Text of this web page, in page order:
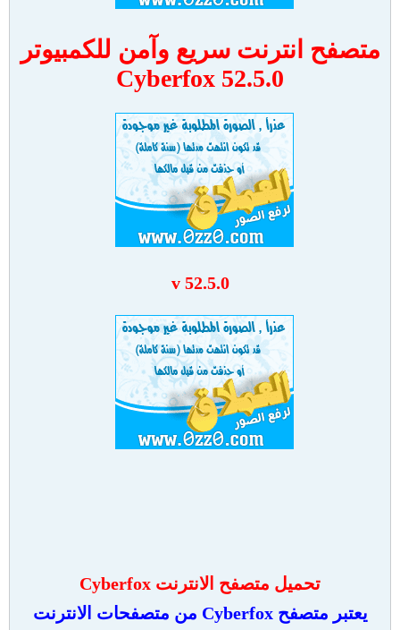
متصفح انترنت سريع وآمن للكمبيوتر
Cyberfox 52.5.0
v 52.5.0
تحميل متصفح الانترنت Cyberfox
يعتبر متصفح Cyberfox من متصفحات الانترنت